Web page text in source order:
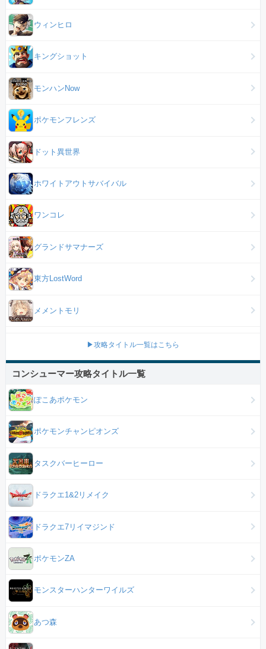
ウィンヒロ
キングショット
モンハンNow
ポケモンフレンズ
ドット異世界
ホワイトアウトサバイバル
ワンコレ
グランドサマナーズ
東方LostWord
メメントモリ
▶攻略タイトル一覧はこちら
コンシューマー攻略タイトル一覧
ぽこあポケモン
ポケモンチャンピオンズ
タスクバーヒーロー
ドラクエ1&2リメイク
ドラクエ7リイマジンド
ポケモンZA
モンスターハンターワイルズ
あつ森